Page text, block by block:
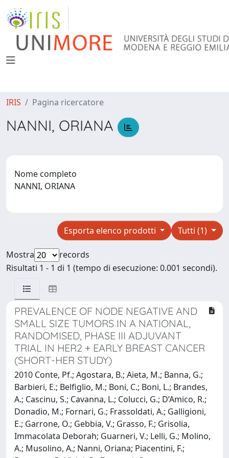
IRIS Pagina ricercatore
NANNI, ORIANA
Nome completo
NANNI, ORIANA
Tutti (1)
Esporta elenco prodotti
Mostra
records
Risultati 1 - 1 di 1 (tempo di esecuzione: 0.001 secondi).
PREVALENCE OF NODE NEGATIVE AND
SMALL SIZE TUMORS IN A NATIONAL,
RANDOMISED, PHASE III ADJUVANT
TRIAL IN HER2 + EARLY BREAST CANCER
(SHORT-HER STUDY)
2010 Conte, Pf.; Agostara, B.; Aieta, M.; Banna, G.;
Barbieri, E.; Belfiglio, M.; Boni, C.; Boni, L.; Brandes,
A.; Cascinu, S.; Cavanna, L.; Colucci, G.; D’Amico, R.;
Donadio, M.; Fornari, G.; Frassoldati, A.; Galligioni,
E.; Garrone, O.; Gebbia, V.; Grasso, F.; Grisolia,
Immacolata Deborah; Guarneri, V.; Lelli, G.; Molino,
A.; Musolino, A.; Nanni, Oriana; Piacentini, F.;